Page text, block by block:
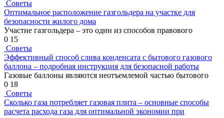
Советы
Оптимальное расположение газгольдера на участке для
безопасности жилого дома
Участие газгольдера – это один из способов правового
0 15
Советы
Эффективный способ слива конденсата с бытового газового
баллона – подробная инструкция для безопасной работы
Газовые баллоны являются неотъемлемой частью бытового
0 18
Советы
Сколько газа потребляет газовая плита – основные способы
расчета расхода газа для оптимальной экономии при